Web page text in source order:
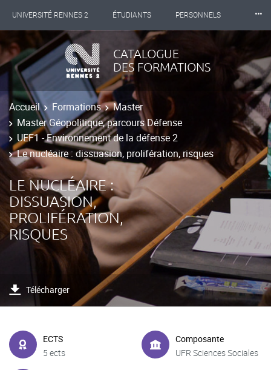
UNIVERSITÉ RENNES 2 ÉTUDIANTS PERSONNELS
INTERNATIONAL PROFESSIONNELS
LES NOUVELLES DE RENNES 2
⸱⸱⸱
CATALOGUE
DES FORMATIONS
Accueil Formations
Master
Master Géopolitique, parcours Défense
UEF1 - Environnement de la défense 2
Le nucléaire : dissuasion, prolifération, risques
LE NUCLÉAIRE :
DISSUASION,
PROLIFÉRATION,
RISQUES
Télécharger
ECTS
5 ects
Composante
UFR Sciences Sociales